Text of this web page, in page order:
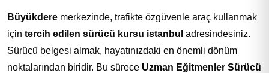
Büyükdere merkezinde, trafikte özgüvenle araç kullanmak
için tercih edilen sürücü kursu istanbul adresindesiniz.
Sürücü belgesi almak, hayatınızdaki en önemli dönüm
noktalarından biridir. Bu sürece Uzman Eğitmenler Sürücü